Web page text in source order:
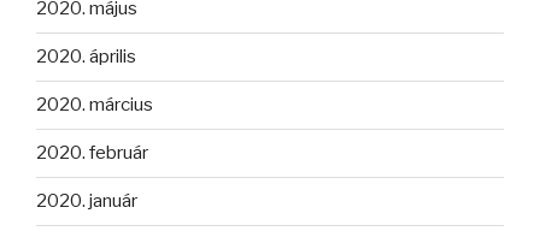
2020. május
2020. április
2020. március
2020. február
2020. január